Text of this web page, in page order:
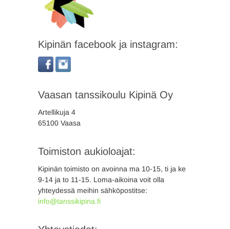
Kipinän facebook ja instagram:
Vaasan tanssikoulu Kipinä Oy
Artellikuja 4
65100 Vaasa
Toimiston aukioloajat:
Kipinän toimisto on avoinna ma 10-15, ti ja ke
9-14 ja to 11-15. Loma-aikoina voit olla
yhteydessä meihin sähköpostitse:
info@tanssikipina.fi